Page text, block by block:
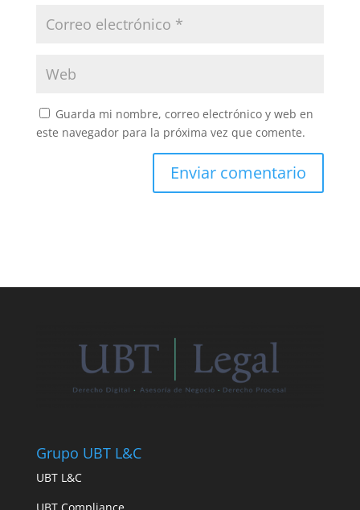
Guarda mi nombre, correo electrónico y web en
este navegador para la próxima vez que comente.
Grupo UBT L&C
UBT L&C